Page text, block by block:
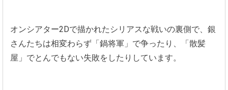
オンシアター2Dで描かれたシリアスな戦いの裏側で、銀
さんたちは相変わらず「鍋将軍」で争ったり、「散髪
屋」でとんでもない失敗をしたりしています。